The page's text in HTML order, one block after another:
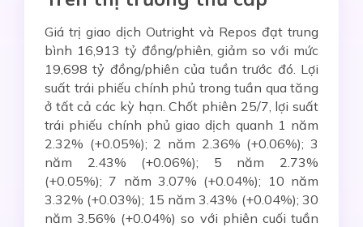
Giá trị giao dịch Outright và Repos đạt trung
bình 16,913 tỷ đồng/phiên, giảm so với mức
19,698 tỷ đồng/phiên của tuần trước đó. Lợi
suất trái phiếu chính phủ trong tuần qua tăng
ở tất cả các kỳ hạn. Chốt phiên 25/7, lợi suất
trái phiếu chính phủ giao dịch quanh 1 năm
2.32% (+0.05%); 2 năm 2.36% (+0.06%); 3
năm 2.43% (+0.06%); 5 năm 2.73%
(+0.05%); 7 năm 3.07% (+0.04%); 10 năm
3.32% (+0.03%); 15 năm 3.43% (+0.04%); 30
năm 3.56% (+0.04%) so với phiên cuối tuần